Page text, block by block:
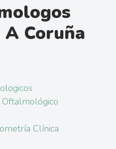
A Coruña
Oftalmológico
Clínica